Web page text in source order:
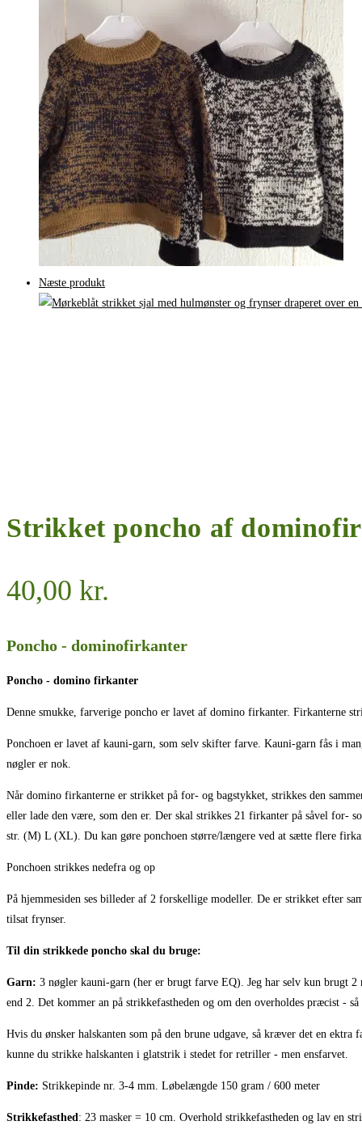
Næste produkt
Strikket poncho af
40,00 kr.
Poncho - dominofirkanter
Poncho - domino firkanter
Denne smukke, farverige poncho er lavet af domino firkanter. Firkanterne
Ponchoen er lavet af kauni-garn, som selv skifter farve. Kauni-garn fås i
nøgler er nok.
Når domino firkanterne er strikket på for- og bagstykket, strikkes den
eller lade den være, som den er. Der skal strikkes 21 firkanter på såvel for-
str. (M) L (XL). Du kan gøre ponchoen større/længere ved at sætte flere
Ponchoen strikkes nedefra og op
På hjemmesiden ses billeder af 2 forskellige modeller. De er strikket efter
tilsat frynser.
Til din strikkede poncho skal du bruge:
Garn: 3 nøgler kauni-garn (her er brugt farve EQ). Jeg har selv kun brugt
end 2. Det kommer an på strikkefastheden og om den overholdes præcist -
Hvis du ønsker halskanten som på den brune udgave, så kræver det en
kunne du strikke halskanten i glatstrik i stedet for retriller - men ensfarvet.
Pinde: Strikkepinde nr. 3-4 mm. Løbelængde 150 gram / 600 meter
Strikkefasthed : 23 masker = 10 cm. Overhold strikkefastheden og lav en